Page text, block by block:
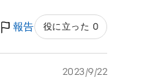
報告 役に立った 0
2023/9/22